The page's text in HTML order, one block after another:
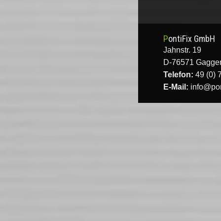
PontiFix GmbH
Jahnstr. 19
D-76571
Telefon: 49 (0)
E-Mail: